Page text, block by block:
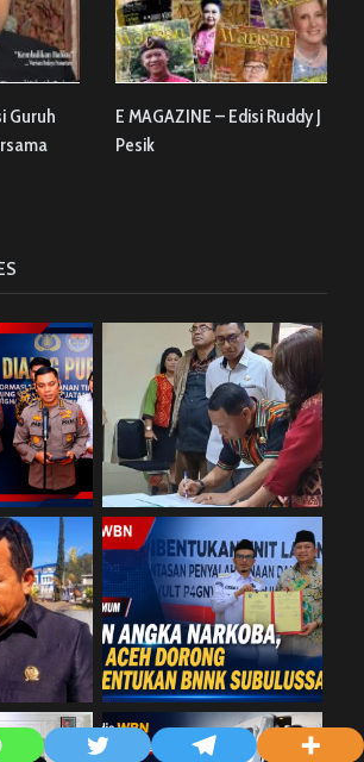
Guruh
E MAGAZINE – Edisi Ruddy J
Pesik